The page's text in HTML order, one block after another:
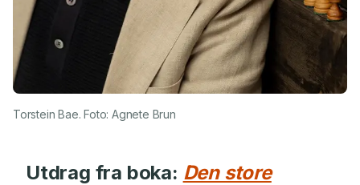
Torstein Bae. Foto: Agnete Brun
Utdrag fra boka: Den store